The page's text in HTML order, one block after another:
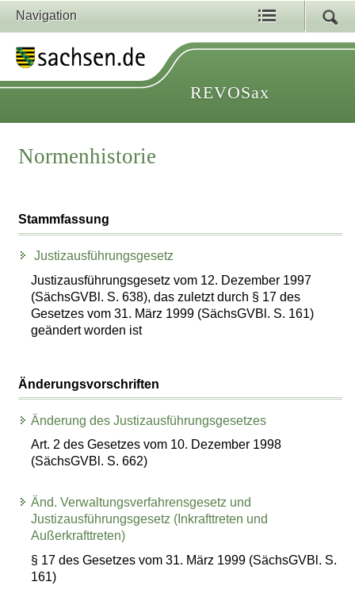
Navigation
REVOSax
Normenhistorie
Stammfassung
Justizausführungsgesetz
Justizausführungsgesetz vom 12. Dezember 1997
(SächsGVBl. S. 638), das zuletzt durch § 17 des
Gesetzes vom 31. März 1999 (SächsGVBl. S. 161)
geändert worden ist
Änderungsvorschriften
Änderung des Justizausführungsgesetzes
Art. 2 des Gesetzes vom 10. Dezember 1998
(SächsGVBl. S. 662)
Änd. Verwaltungsverfahrensgesetz und
Justizausführungsgesetz (Inkrafttreten und
Außerkrafttreten)
§ 17 des Gesetzes vom 31. März 1999 (SächsGVBl. S.
161)